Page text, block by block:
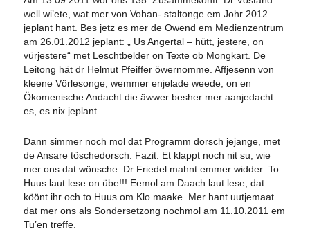
well wi’ete, wat mer von Vohan- staltonge em Johr 2012
jeplant hant. Bes jetz es mer de Owend em Medienzentrum
am 26.01.2012 jeplant: „ Us Angertal – hütt, jestere, on
vürjestere“ met Leschtbelder on Texte ob Mongkart. De
Leitong hät dr Helmut Pfeiffer öwernomme. Affjesenn von
kleene Vörlesonge, wemmer enjelade weede, on en
Ökomenische Andacht die äwwer besher mer aanjedacht
es, es nix jeplant.
Dann simmer noch mol dat Programm dorsch jejange, met
de Ansare töschedorsch. Fazit: Et klappt noch nit su, wie
mer ons dat wönsche. Dr Friedel mahnt emmer widder: To
Huus laut lese on übe!!! Eemol am Daach laut lese, dat
köönt ihr och to Huus om Klo maake. Mer hant uutjemaat
dat mer ons als Sondersetzong nochmol am 11.10.2011 em
Tu’en treffe.